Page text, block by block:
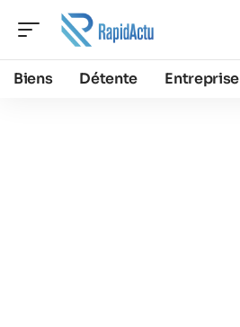
Biens Détente Entreprise